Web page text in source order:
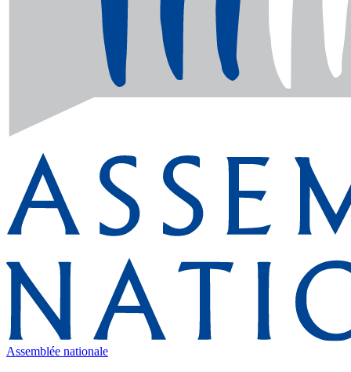
Assemblée nationale